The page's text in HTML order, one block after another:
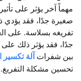
مهماً آخر يؤثر على
صغيرة جدًا، فقد يؤدي
تفريغه بسلاسة. على
جدًا، فقد يؤثر ذلك
بين شفرات آلة تكسير
تحسين مشكلة التفريغ.